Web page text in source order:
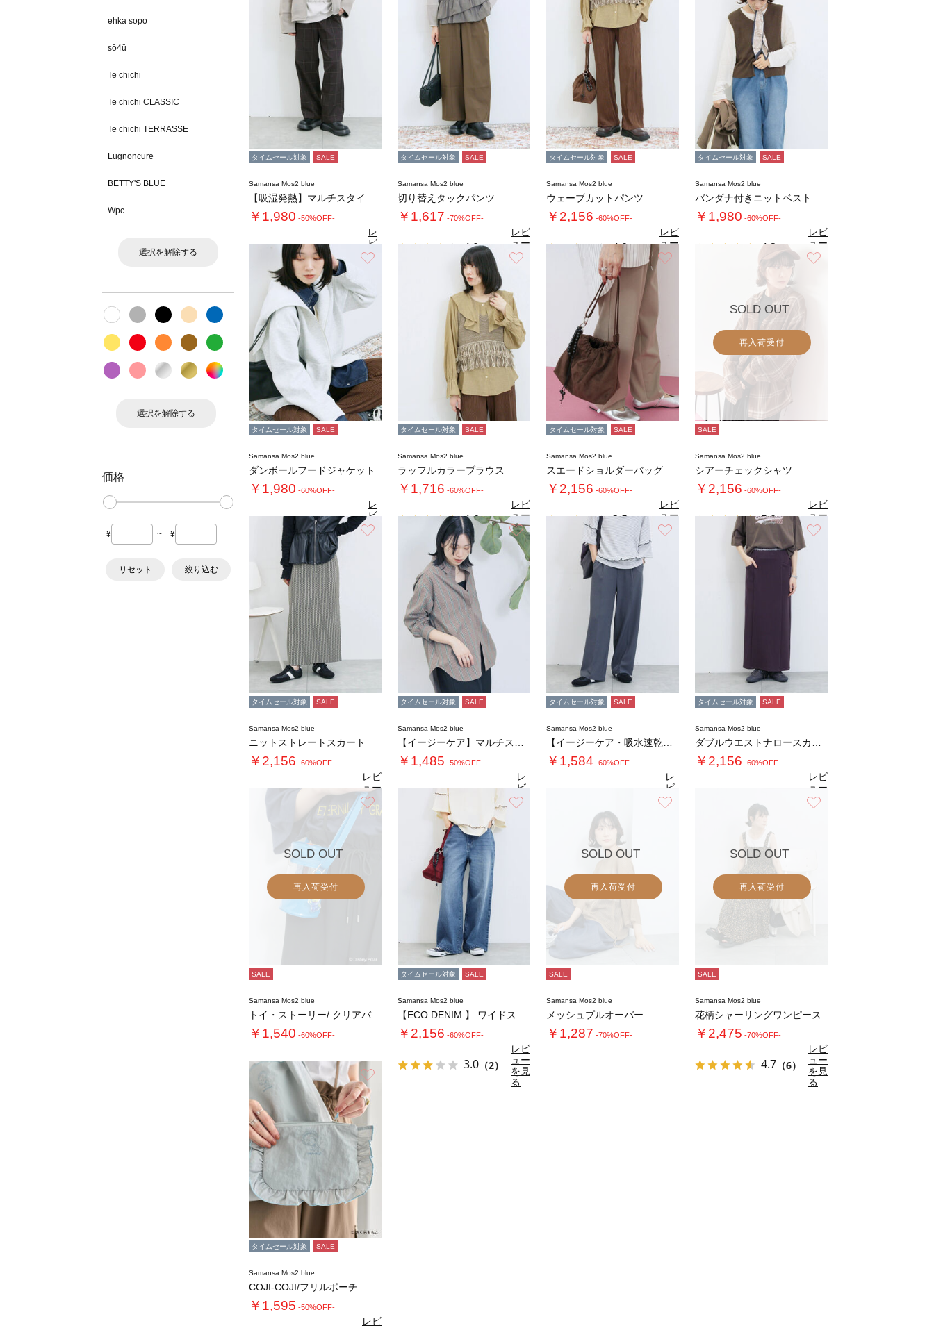
ehka sopo
sō4ū
Te chichi
Te chichi CLASSIC
Te chichi TERRASSE
Lugnoncure
BETTY'S BLUE
Wpc.
選択を解除する
選択を解除する
価格
¥ ~ ¥
リセット 絞り込む
タイムセール対象 SALE
Samansa Mos2 blue
￥1,980 -50%OFF-
4.7（27）
レ
ビ
ュ
ー
る
タイムセール対象 SALE
Samansa Mos2 blue
切り替えタックパンツ
￥1,617 -70%OFF-
4.0（1）
レビ
ュー
を見
る
タイムセール対象 SALE
Samansa Mos2 blue
ウェーブカットパンツ
￥2,156 -60%OFF-
4.0（3）
レビ
ュー
を見
る
タイムセール対象 SALE
Samansa Mos2 blue
バンダナ付きニットベスト
￥1,980 -60%OFF-
4.3（3）
レビ
ュー
を見
る
タイムセール対象 SALE
Samansa Mos2 blue
ダンボールフードジャケット
￥1,980 -60%OFF-
4.4（11）
レ
ビ
ュ
ー
タイムセール対象 SALE
Samansa Mos2 blue
ラッフルカラーブラウス
￥1,716 -60%OFF-
4.6（7）
レビ
ュー
を見
る
タイムセール対象 SALE
Samansa Mos2 blue
スエードショルダーバッグ
￥2,156 -60%OFF-
3.5（2）
レビ
ュー
を見
る
SOLD OUT
再入荷受付
SALE
Samansa Mos2 blue
シアーチェックシャツ
￥2,156 -60%OFF-
5.0（3）
レビ
ュー
を見
る
タイムセール対象 SALE
Samansa Mos2 blue
ニットストレートスカート
￥2,156 -60%OFF-
5.0（6）
レビ
ュー
を見
る
お気に入り
タイムセール対象 SALE
Samansa Mos2 blue
￥1,485 -50%OFF-
（10）
レ
ビ
ュ
ー
タイムセール対象 SALE
Samansa Mos2 blue
￥1,584 -60%OFF-
レ
ビ
ュ
ー
タイムセール対象 SALE
Samansa Mos2 blue
￥2,156 -60%OFF-
5.0
レビ
ュー
を見
る
SOLD OUT
再入荷受付
SALE
Samansa Mos2 blue
トイ・ストーリー/ クリアバニイティポシェッ…
￥1,540 -60%OFF-
タイムセール対象 SALE
Samansa Mos2 blue
￥2,156 -60%OFF-
3.0 （2）
レビ
ュー
を見
る
SOLD OUT
再入荷受付
SALE
Samansa Mos2 blue
メッシュプルオーバー
￥1,287 -70%OFF-
SOLD OUT
再入荷受付
SALE
Samansa Mos2 blue
花柄シャーリングワンピース
￥2,475 -70%OFF-
4.7 （6）
レビ
ュー
を見
る
お気に入り
タイムセール対象 SALE
Samansa Mos2 blue
COJI-COJI/フリルポーチ
￥1,595 -50%OFF-
レビ